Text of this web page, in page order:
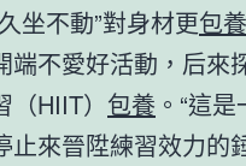
坐不動”對身材更包
端不愛好活動，后來
HIIT） 包養 。“這
止來晉陞練習效力的